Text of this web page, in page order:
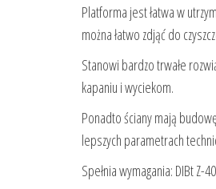
Platforma jest łatwa w
można łatwo zdjąć do
Stanowi bardzo trwałe
kapaniu i wyciekom.
Ponadto ściany mają
lepszych parametrach
Spełnia wymagania: DIBt Z-